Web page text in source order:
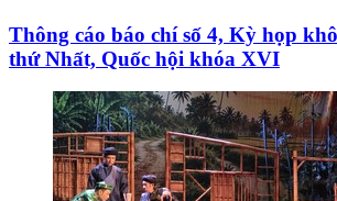
Thông cáo báo chí số 4, Kỳ họp
thứ Nhất, Quốc hội khóa XVI